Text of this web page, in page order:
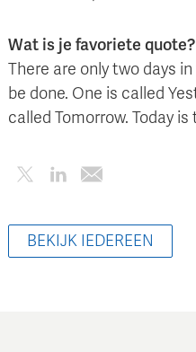
Wat is je favoriete quote?
There are only two days
be done. One is called
called Tomorrow. Today
BEKIJK IEDEREEN